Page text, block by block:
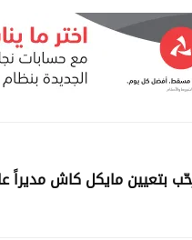
بتعيين مايكل كاش مديراً